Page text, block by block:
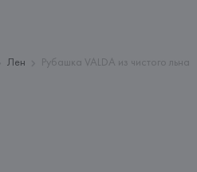
Лен Рубашка VALDA из чистого льна